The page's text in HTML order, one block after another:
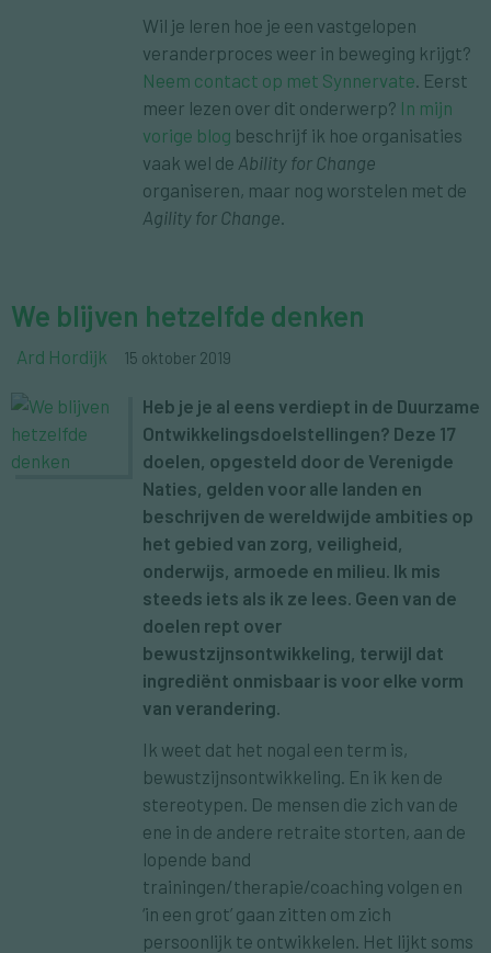
Wil je leren hoe je een vastgelopen
veranderproces weer in beweging krijgt?
Neem contact op met Synnervate. Eerst
meer lezen over dit onderwerp? In mijn
vorige blog beschrijf ik hoe organisaties
vaak wel de Ability for Change
organiseren, maar nog worstelen met de
Agility for Change.
We blijven hetzelfde denken
Ard Hordijk 15 oktober 2019
Heb je je al eens verdiept in de Duurzame
Ontwikkelingsdoelstellingen? Deze 17
doelen, opgesteld door de Verenigde
Naties, gelden voor alle landen en
beschrijven de wereldwijde ambities op
het gebied van zorg, veiligheid,
onderwijs, armoede en milieu. Ik mis
steeds iets als ik ze lees. Geen van de
doelen rept over
bewustzijnsontwikkeling, terwijl dat
ingrediënt onmisbaar is voor elke vorm
van verandering.
Ik weet dat het nogal een term is,
bewustzijnsontwikkeling. En ik ken de
stereotypen. De mensen die zich van de
ene in de andere retraite storten, aan de
lopende band
trainingen/therapie/coaching volgen en
‘in een grot’ gaan zitten om zich
persoonlijk te ontwikkelen. Het lijkt soms